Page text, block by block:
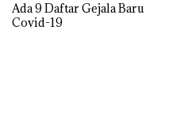
Ada 9 Daftar Gejala Baru
Covid-19